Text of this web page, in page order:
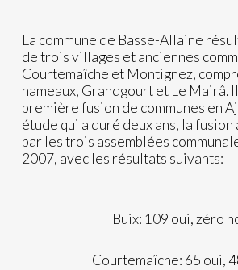
La commune de Basse-Allaine
de trois villages et anciennes
Courtemaîche et Montignez,
hameaux, Grandgourt et Le Mairâ.
première fusion de communes en
étude qui a duré deux ans, la
par les trois assemblées
2007, avec les résultats suivants:
Buix: 109 oui, zéro
Courtemaîche: 65 oui,